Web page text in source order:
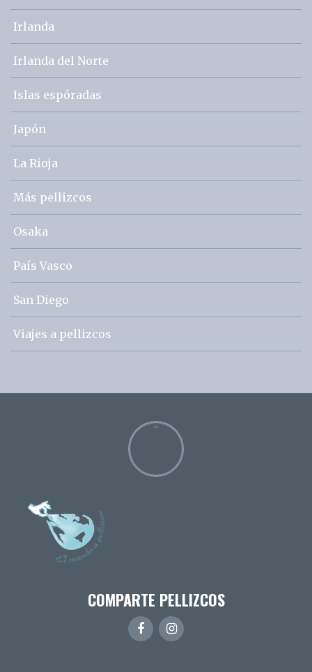
Irlanda
Irlanda del Norte
Islas espóradas
Japón
La Rioja
Más pellizcos
Osaka
País Vasco
San Diego
Viajes a pellizcos
COMPARTE PELLIZCOS